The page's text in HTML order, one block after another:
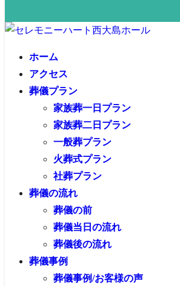
ホーム
アクセス
葬儀プラン
家族葬一日プラン
家族葬二日プラン
一般葬プラン
火葬式プラン
社葬プラン
葬儀の流れ
葬儀の前
葬儀当日の流れ
葬儀後の流れ
葬儀事例
葬儀事例/お客様の声